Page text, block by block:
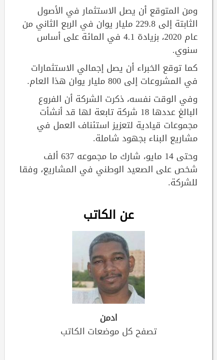
ومن المتوقع أن يصل الاستثمار في الأصول
الثابتة إلى 229.8 مليار يوان في الربع الثاني من
عام 2020، بزيادة 4.1 في المائة على أساس
سنوي.
كما توقع الخبراء أن يصل إجمالي الاستثمارات
في المشروعات إلى 800 مليار يوان هذا العام.
وفي الوقت نفسه، ذكرت الشركة أن الفروع
البالغ عددها 18 شركة تابعة لها قد أنشأت
مجموعات قيادية لتعزيز استئناف العمل في
مشاريع البناء بجهود شاملة.
وحتى 14 مايو، شارك ما مجموعه 637 ألف
شخص على الصعيد الوطني في المشاريع، وفقا
للشركة.
عن الكاتب
ادمن
تصفح كل موضعات الكاتب